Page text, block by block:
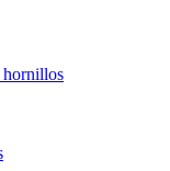
hornillos